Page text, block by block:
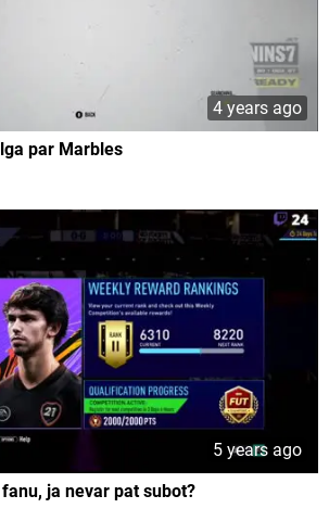
4 years ago
par Marbles
5 years ago
ja nevar pat subot?